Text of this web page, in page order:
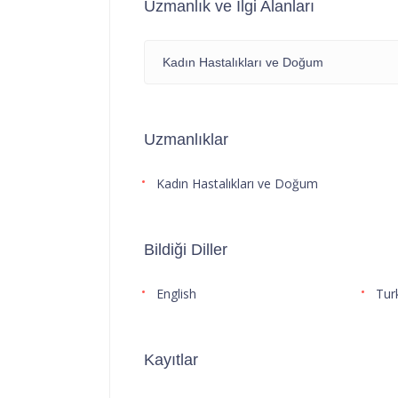
Uzmanlık ve İlgi Alanları
Kadın Hastalıkları ve Doğum
Uzmanlıklar
Kadın Hastalıkları ve Doğum
Bildiği Diller
English
Kayıtlar